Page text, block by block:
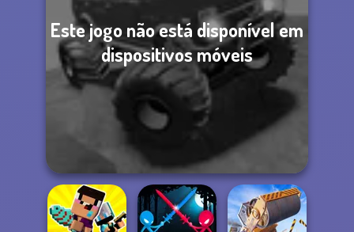
Este jogo não está disponível em
dispositivos móveis